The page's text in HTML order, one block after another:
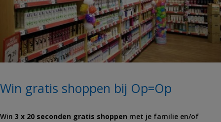
Win gratis shoppen bij Op=Op
Win 3 x 20 seconden gratis shoppen met je familie en/of